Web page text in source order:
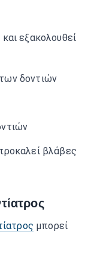
εξακολουθεί
δοντιών
βλάβες
μπορεί